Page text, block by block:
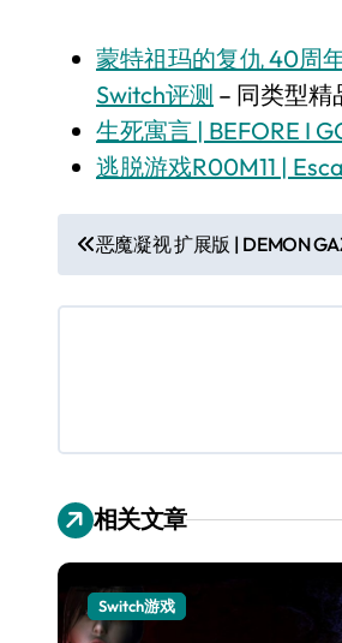
蒙特祖玛的复仇 40周
Switch评测 – 同类型精
生死寓言 | BEFORE I
逃脱游戏R00M11 |
文
章
恶魔凝视 扩展版 | DEMON
相关文章
Switch游戏